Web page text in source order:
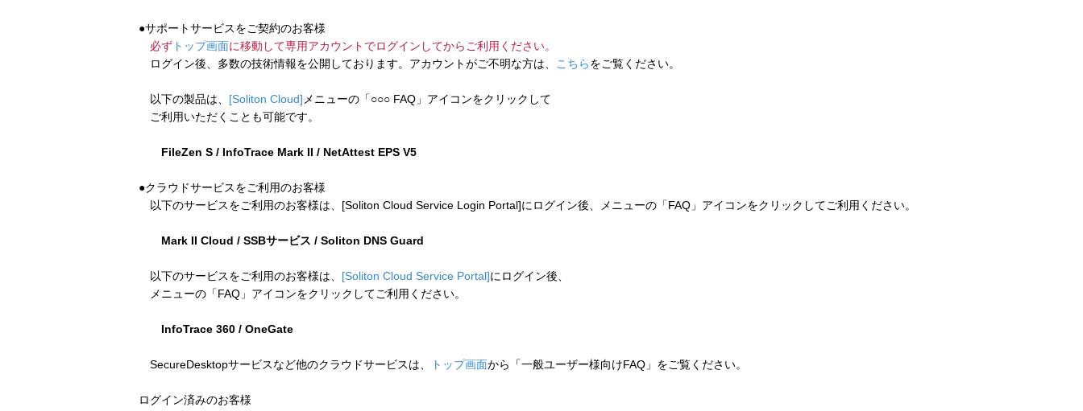
●サポートサービスをご契約のお客様
必ず トップ画面に移動して専用アカウントでログインしてからご利用ください。
ログイン後、多数の技術情報を公開しております。アカウントがご不明な方は、
こちらをご覧ください。
以下の製品は、 [Soliton Cloud] メニューの「○○○ FAQ」アイコンをクリックして
ご利用いただくことも可能です。
FileZen S / InfoTrace Mark II / NetAttest EPS V5
●クラウドサービスをご利用のお客様
以下のサービスをご利用のお客様は、[Soliton Cloud Service Login Portal]にログイン後、メニューの「FAQ」アイコンをクリックしてご利用ください。
Mark II Cloud / SSBサービス / Soliton DNS Guard
以下のサービスをご利用のお客様は、 [Soliton Cloud Service Portal]にログイン後、
メニューの「FAQ」アイコンをクリックしてご利用ください。
InfoTrace 360 / OneGate
SecureDesktopサービスなど他のクラウドサービスは、 トップ画面から「一般ユーザー様向けFAQ」をご覧ください。
ログイン済みのお客様